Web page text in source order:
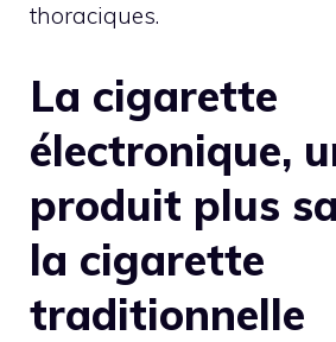
thoraciques.
La cigarette
électronique,
produit plus
la cigarette
traditionnelle